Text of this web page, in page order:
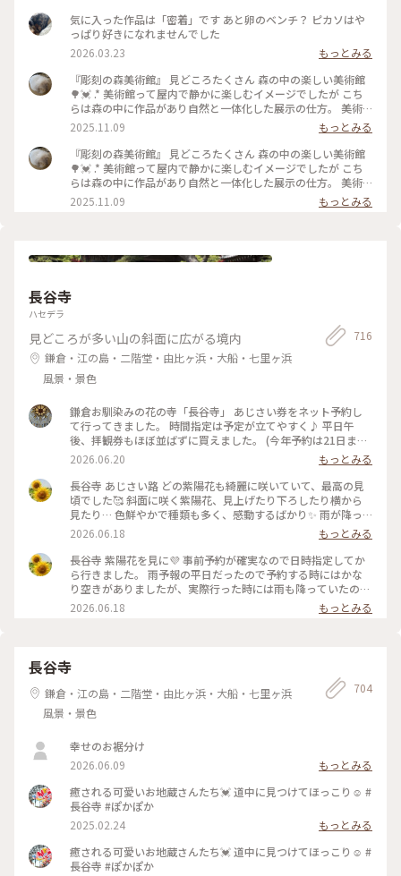
気に入った作品は「密着」です あと卵のベンチ？ ピカソはや
っぱり好きになれませんでした
2026.03.23
もっとみる
『彫刻の森美術館』 見どころたくさん 森の中の楽しい美術館
🌳💓 .* 美術館って屋内で静かに楽しむイメージでしたが こち
らは森の中に作品があり自然と一体化した展示の仕方。 美術
館のイメージをいい意味で覆される素敵な場所でした。 .* その
中でも、このステンドグラスの塔は圧巻😳！ 写真には収まり
きらないくらい 視界いっぱいにキラキラが🌟 じっと見ている
と吸い込まれそう！ 先日、素敵ユーザーさんも投稿されてい
ましたが ”幸せをよぶシンフォニー”という名前なんですね☺️
ほんと幸せいっぱいになれる作品でした。 よく見ると動物や
いろいろな模様があり、それを見つけるのも楽しいです💓 階
南伊奈ヶ湖に行った次の日に訪れました。 #彫刻の森美術館 #
2025.11.09
もっとみる
『彫刻の森美術館』 見どころたくさん 森の中の楽しい美術館
🌳💓 .* 美術館って屋内で静かに楽しむイメージでしたが こち
らは森の中に作品があり自然と一体化した展示の仕方。 美術
館のイメージをいい意味で覆される素敵な場所でした。 .* その
中でも、このステンドグラスの塔は圧巻😳！ 写真には収まり
ー”という名前なんですね☺️ ほんと幸せいっぱいになれる作品
り(2枚目)！ 自然いっぱいの中お散歩も楽しいし写真スポット
も3年前の今頃の写真です。 南伊奈ヶ湖に行った次の日に訪れ
ました。 #彫刻の森美術館 #箱根 #ことりっぷ神奈川
2025.11.09 もっとみる
長谷寺
ハセデラ
見どころが多い山の斜面に広がる境内
鎌倉・江の島・二階堂・由比ヶ浜・大船・七里ヶ浜
風景・景色
716
鎌倉お馴染みの花の寺「長谷寺」 あじさい券をネット予約し
て行ってきました。 時間指定は予定が立てやすく♪ 平日午
後、拝観券もほぼ並ばずに買えました。 (今年予約は21日ま
で。22日からは当日券のみ) 境内の山の斜面の「あじさい路」
鎌倉生まれの品種など40種以上約2500株とか！ 下からみても
上からみても見事です✨ 紫陽花越しにみえる相模湾 長谷観音
さまもすばらしい 長い年月を感じる豊かな緑にも癒されて…
来るたびに来られてよかったと思える場所です😌 #鎌倉 #紫陽
2026.06.20
もっとみる
長谷寺 あじさい路 どの紫陽花も綺麗に咲いていて、最高の見
頃でした🥰 斜面に咲く紫陽花、見上げたり下ろしたり横から
見たり… 色鮮やかで種類も多く、感動するばかり✨ 雨が降っ
たり止んだり、写真を撮るにも傘が鬱陶しいのですが紫陽花は
喜んでいるように見えました☺️ #長谷寺 #紫陽花 #あじさい #
あじさい路 #鎌倉 #ひみつの絶景
2026.06.18
もっとみる
長谷寺 紫陽花を見に💜 事前予約が確実なので日時指定してか
ら行きました。 雨予報の平日だったので予約する時にはかな
り空きがありましたが、実際行った時には雨も降っていたのに
その場で申し込んだ人は数時間待ちという状態でした😱 あじ
さい路まで入らなくても少しはあじさいを見られる場所もあり
なごみ地蔵さま、雨に濡れてちょっとホラー😱 思っていたよ
りかなり大きくてビックリしました😆 #長谷寺 #紫陽花 #あじ
さい #あじさい路 #鎌倉 #卍池 #なごみ地蔵 #ひみつの絶景
2026.06.18 もっとみる
長谷寺
鎌倉・江の島・二階堂・由比ヶ浜・大船・七里ヶ浜
風景・景色
704
幸せのお裾分け
2026.06.09
もっとみる
癒される可愛いお地蔵さんたち💓 道中に見つけてほっこり☺️ #
長谷寺 #ぽかぽか
2025.02.24
もっとみる
癒される可愛いお地蔵さんたち💓 道中に見つけてほっこり☺️ #
長谷寺 #ぽかぽか